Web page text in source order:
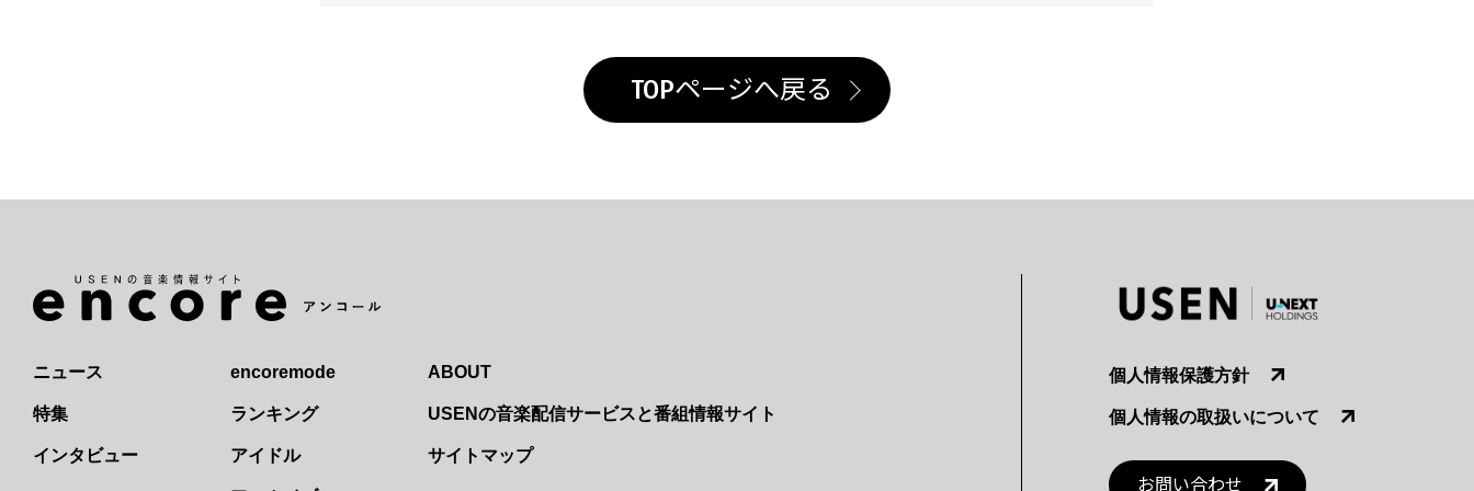
TOPページへ戻る
ニュース
特集
インタビュー
encoremode
ランキング
アイドル
ABOUT
USENの音楽配信サービスと番組情報サイト
サイトマップ
個人情報保護方針
個人情報の取扱いについて
お問い合わせ